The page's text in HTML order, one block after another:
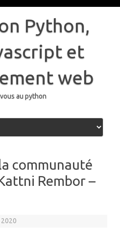
Python,
et
web
au python
communauté
Rembor –
2020